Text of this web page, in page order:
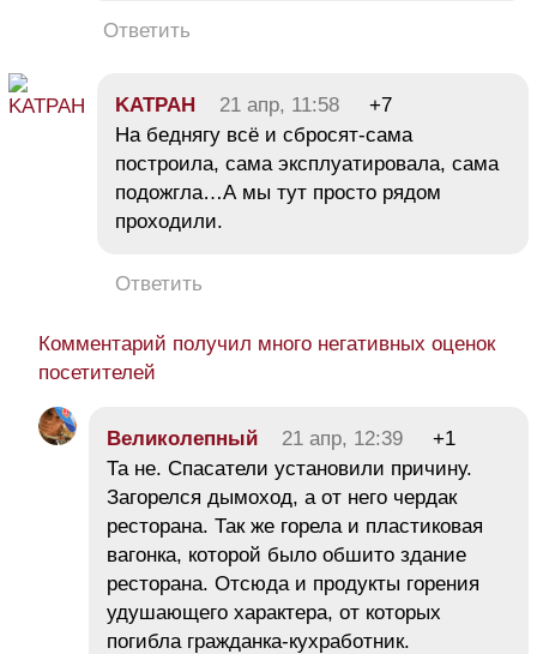
Ответить
KATPAH 21 апр, 11:58
+7
На беднягу всё и сбросят-сама
построила, сама эксплуатировала, сама
подожгла…А мы тут просто рядом
проходили.
Ответить
Комментарий получил много негативных оценок
посетителей
Великолепный 21 апр, 12:39
+1
Та не. Спасатели установили причину.
Загорелся дымоход, а от него чердак
ресторана. Так же горела и пластиковая
вагонка, которой было обшито здание
ресторана. Отсюда и продукты горения
удушающего характера, от которых
погибла гражданка-кухработник.